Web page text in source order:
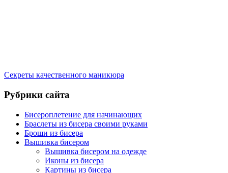
Секреты качественного маникюра
Рубрики сайта
Бисероплетение для начинающих
Браслеты из бисера своими руками
Броши из бисера
Вышивка бисером
Вышивка бисером на одежде
Иконы из бисера
Картины из бисера